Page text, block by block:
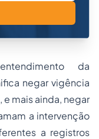
da
negar vigência
e mais ainda, negar
a intervenção
a registros